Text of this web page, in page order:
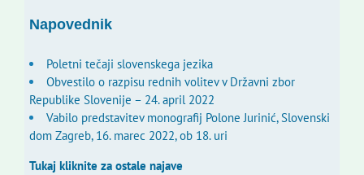
Napovednik
Poletni tečaji slovenskega jezika
Obvestilo o razpisu rednih volitev v Državni zbor
Republike Slovenije – 24. april 2022
Vabilo predstavitev monografij Polone Jurinić, Slovenski
dom Zagreb, 16. marec 2022, ob 18. uri
Tukaj kliknite za ostale najave